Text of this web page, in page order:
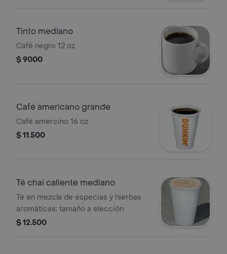
Tinto mediano
Café negro 12 oz
$ 9000
Café americano grande
Café amercino 16 oz
$ 11.500
Té chai caliente mediano
Té en mezcla de especias y hierbas
aromáticas; tamaño a elección.
$ 12.500